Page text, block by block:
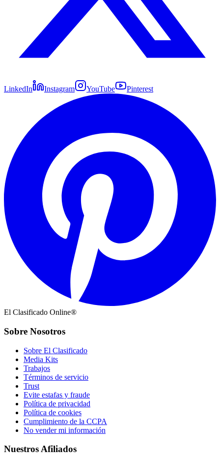
LinkedIn Instagram YouTube Pinterest
El Clasificado Online®
Sobre Nosotros
Sobre El Clasificado
Media Kits
Trabajos
Términos de servicio
Trust
Evite estafas y fraude
Política de privacidad
Política de cookies
Cumplimiento de la CCPA
No vender mi información
Nuestros Afiliados